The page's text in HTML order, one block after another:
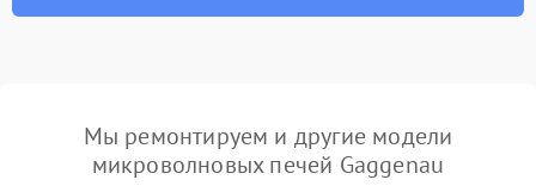
Мы ремонтируем и другие модели
микроволновых печей Gaggenau